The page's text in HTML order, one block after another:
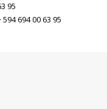
95
594 694 00 63 95